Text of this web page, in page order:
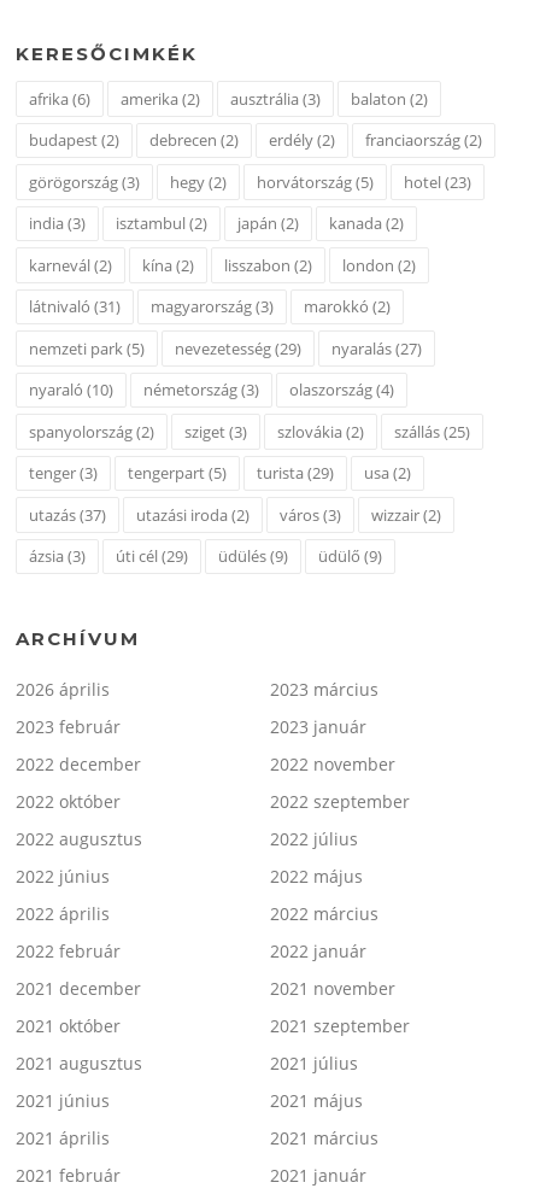
KERESŐCIMKÉK
afrika(6) amerika(2) ausztrália(3) balaton (2)
budapest(2) debrecen (2) erdély(2) franciaország(2)
görögország(3) hegy(2) horvátország(5) hotel(23)
india(3) isztambul(2) japán (2) kanada(2)
karnevál(2) kína(2) lisszabon (2) london (2)
látnivaló (31) magyarország(3) marokkó (2)
nemzeti park(5) nevezetesség(29) nyaralás(27)
nyaraló (10) németország(3) olaszország(4)
spanyolország(2) sziget(3) szlovákia(2) szállás(25)
tenger(3) tengerpart(5) turista(29) usa(2)
utazás(37) utazási iroda(2) város(3) wizzair(2)
ázsia(3) úti cél(29) üdülés(9) üdülő (9)
ARCHÍVUM
2026 április
2023 március
2023 február
2023 január
2022 december
2022 november
2022 október
2022 szeptember
2022 augusztus
2022 július
2022 június
2022 május
2022 április
2022 március
2022 február
2022 január
2021 december
2021 november
2021 október
2021 szeptember
2021 augusztus
2021 július
2021 június
2021 május
2021 április
2021 március
2021 február
2021 január